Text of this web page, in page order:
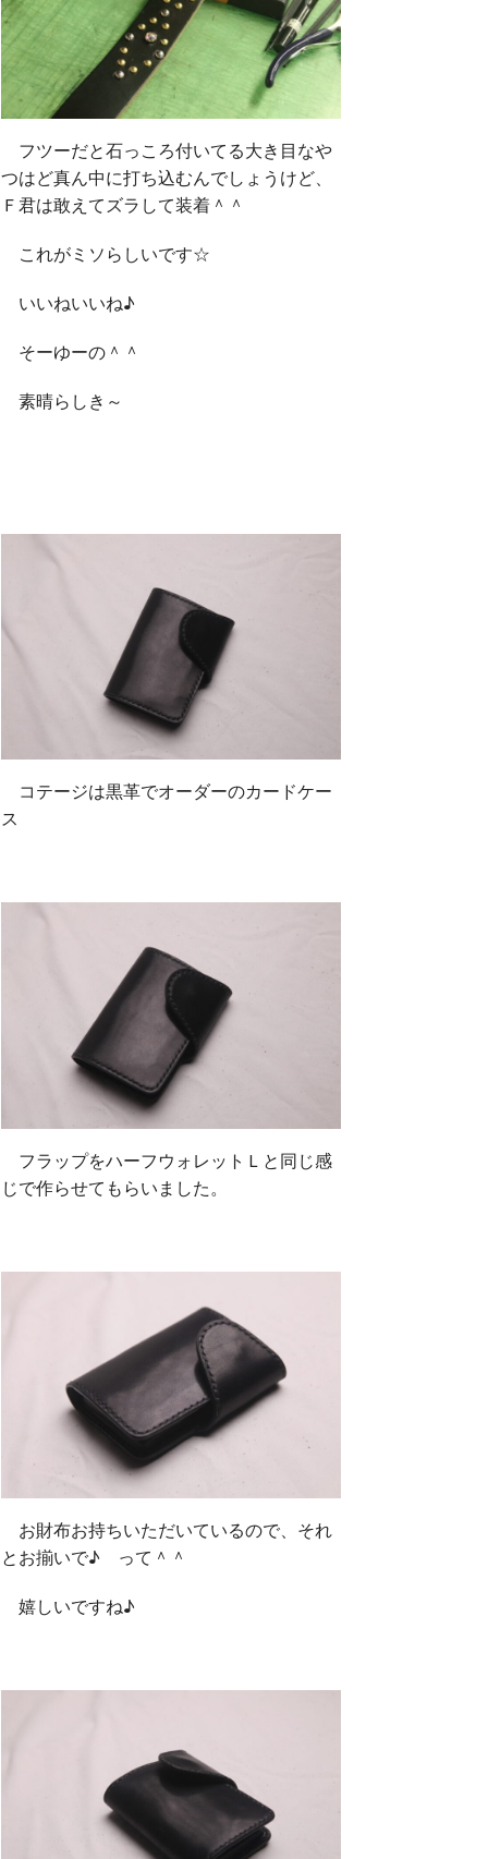
フツーだと石っころ付いてる大き目なや
つはど真ん中に打ち込むんでしょうけど、
Ｆ君は敢えてズラして装着＾＾
これがミソらしいです☆
いいねいいね♪
そーゆーの＾＾
素晴らしき～
コテージは黒革でオーダーのカードケー
ス
フラップをハーフウォレットＬと同じ感
じで作らせてもらいました。
お財布お持ちいただいているので、それ
とお揃いで♪ って＾＾
嬉しいですね♪